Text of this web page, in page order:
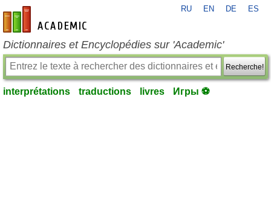
fr-academic.com
RU EN DE ES
Dictionnaires et Encyclopédies sur 'Academic'
Recherche!
interprétations traductions livres Игры ⚽